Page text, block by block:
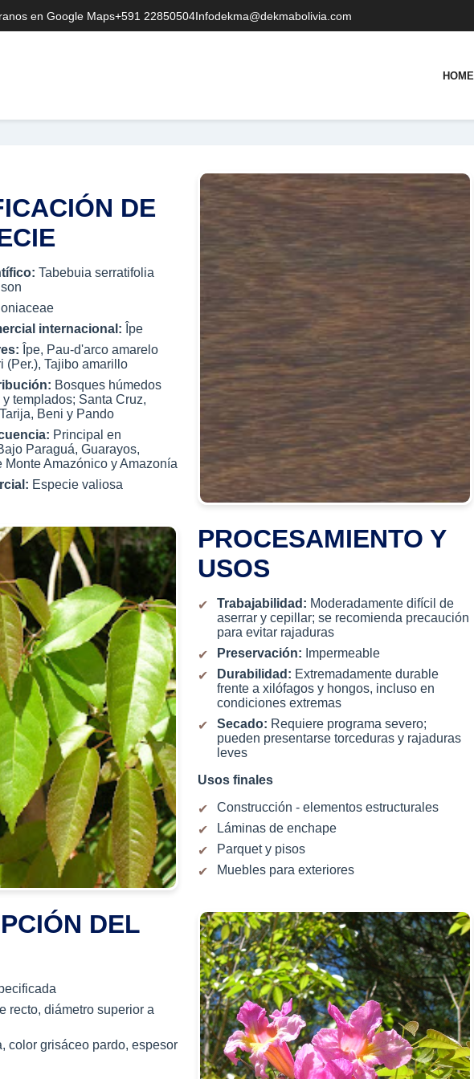
en Google Maps+591 22850504Infodekma@dekmabolivia.com
HOME
DE
Tabebuia serratifolia
internacional: Îpe
Îpe, Pau-d'arco amarelo
(Per.), Tajibo amarillo
Bosques húmedos
templados; Santa Cruz,
Beni y Pando
Principal en
Paraguá, Guarayos,
Monte Amazónico y Amazonía
Especie valiosa
PROCESAMIENTO Y
USOS
Trabajabilidad: Moderadamente difícil de
aserrar y cepillar; se recomienda precaución
para evitar rajaduras
Preservación: Impermeable
Durabilidad: Extremadamente durable
frente a xilófagos y hongos, incluso en
condiciones extremas
Secado: Requiere programa severo;
pueden presentarse torceduras y rajaduras
leves
Usos finales
Construcción - elementos estructurales
Láminas de enchape
Parquet y pisos
Muebles para exteriores
DEL
recto, diámetro superior a
color grisáceo pardo, espesor